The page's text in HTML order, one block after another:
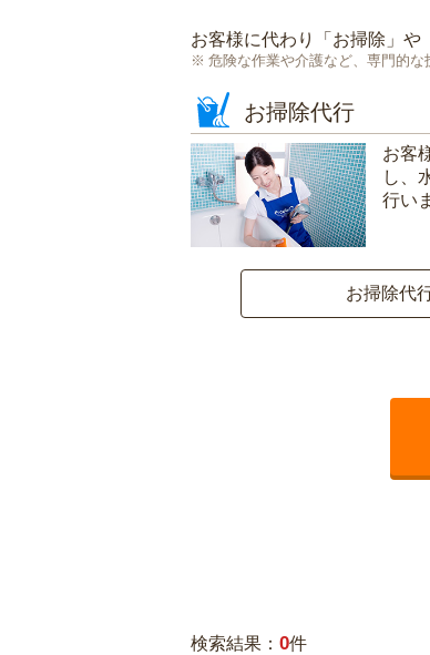
お客様に代わり「 お掃除 」や
危険な作業や介護など、専門的な
お掃除代行
お客
し、
行い
お掃除代
検索結果： 0件